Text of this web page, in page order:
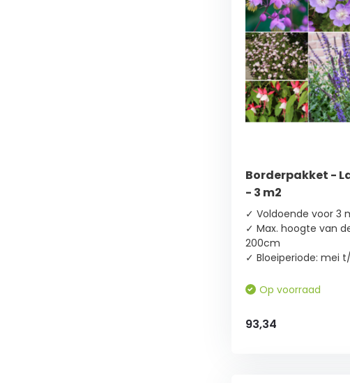
Borderpakket -
- 3 m2
✓ Voldoende voor 3
✓ Max. hoogte van
200cm
✓ Bloeiperiode: mei
Op voorraad
93,34